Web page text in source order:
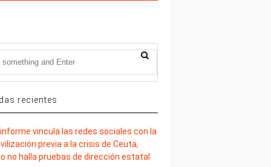
recientes
vincula las redes sociales con la
previa a la crisis de Ceuta,
no halla pruebas de dirección estatal